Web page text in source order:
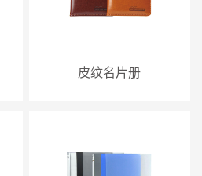
皮纹名片册